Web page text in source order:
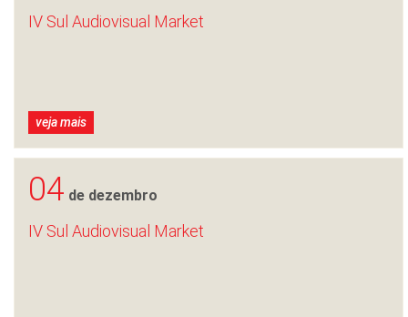
IV Sul Audiovisual Market
veja mais
04 de dezembro
IV Sul Audiovisual Market